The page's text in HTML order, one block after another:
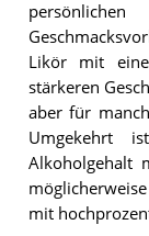
Likör mit
stärkeren
aber für
Umgekehrt
Alkoholgehalt
mit